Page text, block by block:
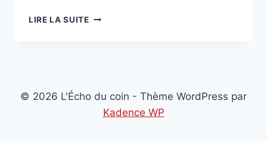
LIRE LA SUITEPYRÉNÉES
© 2026 L'Écho du coin - Thème WordPress par
Kadence WP